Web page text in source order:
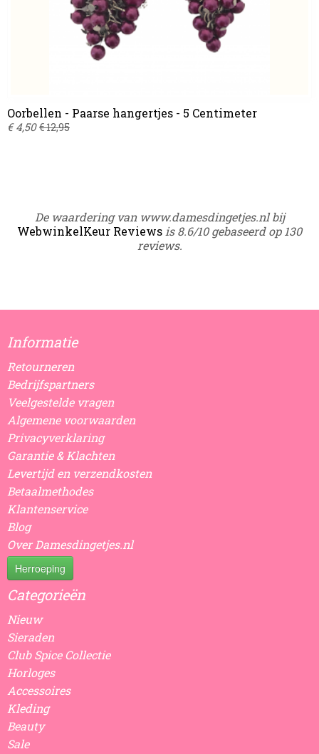
Oorbellen - Paarse hangertjes - 5 Centimeter
€ 4,50 € 12,95
De waardering van www.damesdingetjes.nl bij
WebwinkelKeur Reviews is 8.6/10 gebaseerd op 130
reviews.
Informatie
Retourneren
Bedrijfspartners
Veelgestelde vragen
Algemene voorwaarden
Privacyverklaring
Garantie & Klachten
Levertijd en verzendkosten
Betaalmethodes
Klantenservice
Blog
Over Damesdingetjes.nl
Herroeping
Categorieën
Nieuw
Sieraden
Club Spice Collectie
Horloges
Accessoires
Kleding
Beauty
Sale